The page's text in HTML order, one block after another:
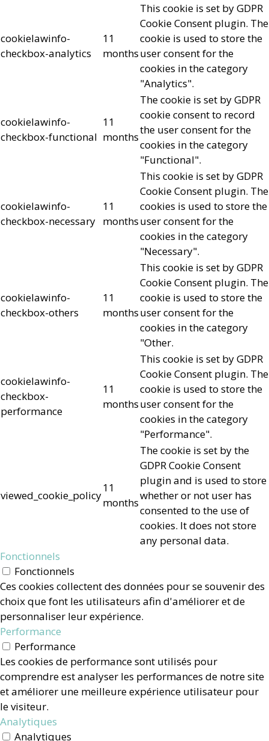
cookielawinfo-
checkbox-analytics
11
months
This cookie is set by GDPR
Cookie Consent plugin. The
cookie is used to store the
user consent for the
cookies in the category
"Analytics".
cookielawinfo-
checkbox-functional
11
months
The cookie is set by GDPR
cookie consent to record
the user consent for the
cookies in the category
"Functional".
cookielawinfo-
checkbox-necessary
11
months
This cookie is set by GDPR
Cookie Consent plugin. The
cookies is used to store the
user consent for the
cookies in the category
"Necessary".
cookielawinfo-
checkbox-others
11
months
This cookie is set by GDPR
Cookie Consent plugin. The
cookie is used to store the
user consent for the
cookies in the category
"Other.
cookielawinfo-
checkbox-
performance
11
months
This cookie is set by GDPR
Cookie Consent plugin. The
cookie is used to store the
user consent for the
cookies in the category
"Performance".
viewed_cookie_policy
11
months
The cookie is set by the
GDPR Cookie Consent
plugin and is used to store
whether or not user has
consented to the use of
cookies. It does not store
any personal data.
Fonctionnels
Fonctionnels
Ces cookies collectent des données pour se souvenir des
choix que font les utilisateurs afin d'améliorer et de
personnaliser leur expérience.
Performance
Performance
Les cookies de performance sont utilisés pour
comprendre est analyser les performances de notre site
et améliorer une meilleure expérience utilisateur pour
le visiteur.
Analytiques
Analytiques